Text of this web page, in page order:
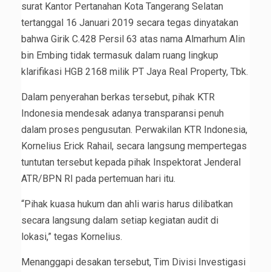
surat Kantor Pertanahan Kota Tangerang Selatan
tertanggal 16 Januari 2019 secara tegas dinyatakan
bahwa Girik C.428 Persil 63 atas nama Almarhum Alin
bin Embing tidak termasuk dalam ruang lingkup
klarifikasi HGB 2168 milik PT Jaya Real Property, Tbk.
Dalam penyerahan berkas tersebut, pihak KTR
Indonesia mendesak adanya transparansi penuh
dalam proses pengusutan. Perwakilan KTR Indonesia,
Kornelius Erick Rahail, secara langsung mempertegas
tuntutan tersebut kepada pihak Inspektorat Jenderal
ATR/BPN RI pada pertemuan hari itu.
“Pihak kuasa hukum dan ahli waris harus dilibatkan
secara langsung dalam setiap kegiatan audit di
lokasi,” tegas Kornelius.
Menanggapi desakan tersebut, Tim Divisi Investigasi